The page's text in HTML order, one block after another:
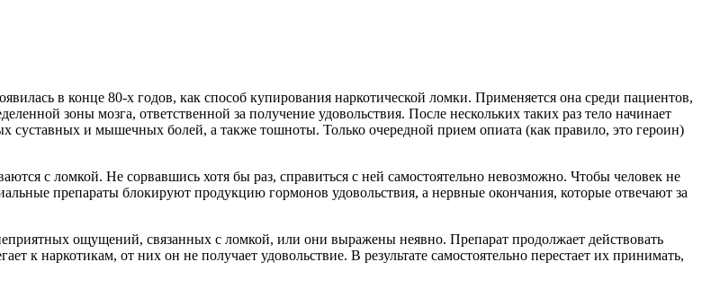
в конце 80-х годов, как способ купирования наркотической ломки. Применяется она среди пациентов,
зоны мозга, ответственной за получение удовольствия. После нескольких таких раз тело начинает
суставных и мышечных болей, а также тошноты. Только очередной прием опиата (как правило, это героин)
с ломкой. Не сорвавшись хотя бы раз, справиться с ней самостоятельно невозможно. Чтобы человек не
препараты блокируют продукцию гормонов удовольствия, а нервные окончания, которые отвечают за
ощущений, связанных с ломкой, или они выражены неявно. Препарат продолжает действовать
к наркотикам, от них он не получает удовольствие. В результате самостоятельно перестает их принимать,